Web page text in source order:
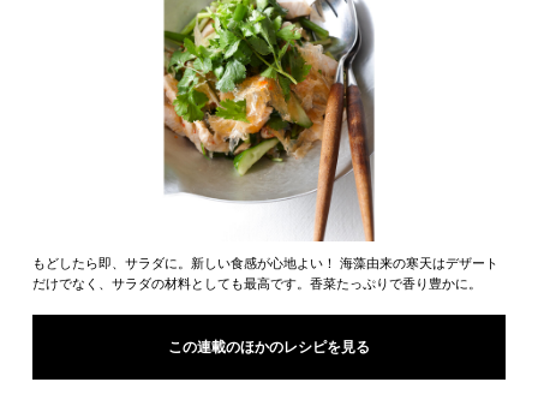
もどしたら即、サラダに。新しい食感が心地よい！ 海藻由来の寒天はデザート
だけでなく、サラダの材料としても最高です。香菜たっぷりで香り豊かに。
この連載のほかのレシピを見る